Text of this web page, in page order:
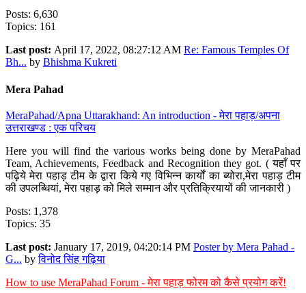
Posts: 6,630
Topics: 161
Last post: April 17, 2022, 08:27:12 AM Re: Famous Temples Of
Bh... by Bhishma Kukreti
Mera Pahad
MeraPahad/Apna Uttarakhand: An introduction - मेरा पहाड़/अपना
उत्तराखण्ड : एक परिचय
Here you will find the various works being done by MeraPahad
Team, Achievements, Feedback and Recognition they got. ( यहाँ पर
पढ़िये मेरा पहाड़ टीम के द्वारा किये गए विभिन्न कार्यों का ब्योरा,मेरा पहाड़ टीम
की उपलब्धियां, मेरा पहाड़ को मिले सम्मान और प्रतिक्रियायों की जानकारी )
Posts: 1,378
Topics: 35
Last post: January 17, 2019, 04:20:14 PM Poster by Mera Pahad -
G... byविनोद सिंह गढ़िया
How to use MeraPahad Forum - मेरा पहाड़ फोरम को कैसे प्रयोग करें!